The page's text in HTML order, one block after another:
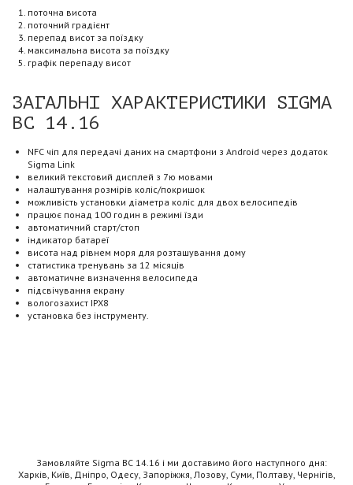
поточна висота
поточний градієнт
перепад висот за поїздку
максимальна висота за поїздку
графік перепаду висот
ЗАГАЛЬНІ ХАРАКТЕРИСТИКИ SIGMA
BC 14.16
NFC чіп для передачі даних на смартфони з Android через додаток
Sigma Link
великий текстовий дисплей з 7ю мовами
налаштування розмірів коліс/покришок
можливість установки діаметра коліс для двох велосипедів
працює понад 100 годин в режимі їзди
автоматичний старт/стоп
індикатор батареї
висота над рівнем моря для розташування дому
статистика тренувань за 12 місяців
автоматичне визначення велосипеда
підсвічування екрану
вологозахист IPX8
установка без інструменту.
Замовляйте Sigma BC 14.16 і ми доставимо його наступного дня:
Харків, Київ, Дніпро, Одесу, Запоріжжя, Лозову, Суми, Полтаву, Чернігів,